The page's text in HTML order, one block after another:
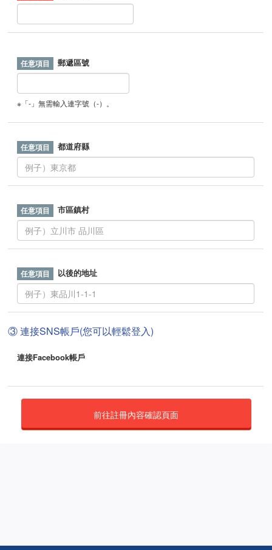
郵遞區號
※「-」無需輸入連字號（-）。
都道府縣
市區鎮村
以後的地址
③ 連接SNS帳戶(您可以輕鬆登入)
連接Facebook帳戶